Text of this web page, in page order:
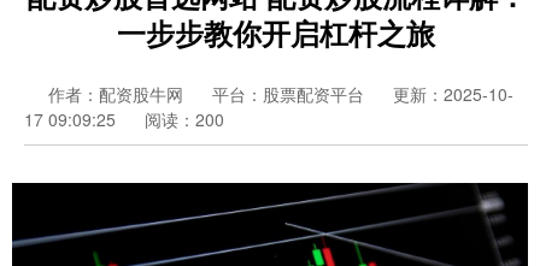
一步步教你开启杠杆之旅
作者：配资股牛网 平台：股票配资平台
更新：2025-10-
17 09:09:25
阅读：200